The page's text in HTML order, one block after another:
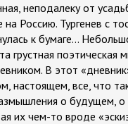
неподалеку от
Россию. Тургенев с
к бумаге...
грустная
В этот
настоящем, все, что
о будущем, о
их чем-то вроде